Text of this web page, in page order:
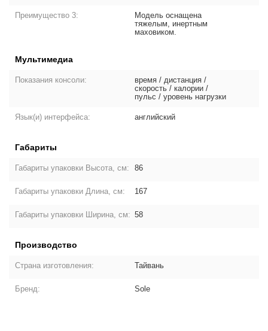
Преимущество 3:
Модель оснащена
тяжелым, инертным
маховиком.
Мультимедиа
Показания консоли:
время / дистанция /
скорость / калории /
пульс / уровень нагрузки
Язык(и) интерфейса: английский
Габариты
Габариты упаковки Высота, см: 86
Габариты упаковки Длина, см: 167
Габариты упаковки Ширина, см: 58
Производство
Страна изготовления: Тайвань
Бренд: Sole